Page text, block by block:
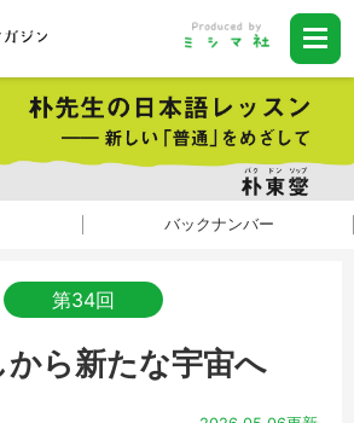
バックナンバー
第34回
ら新たな宇宙へ